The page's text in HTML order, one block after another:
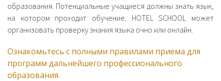
образования. Потенциальные учащиеся должны знать язык,
на котором проходит обучение. HOTEL SCHOOL может
организовать проверку знания языка очно или онлайн.
Ознакомьтесь с полными правилами приема для
программ дальнейшего профессионального
образования.